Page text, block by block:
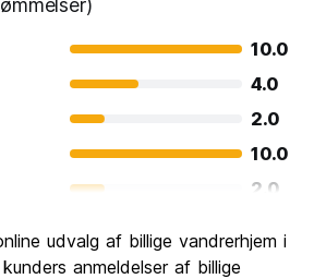
10.0
4.0
2.0
10.0
2.0
udvalg af billige vandrerhjem i
anmeldelser af billige